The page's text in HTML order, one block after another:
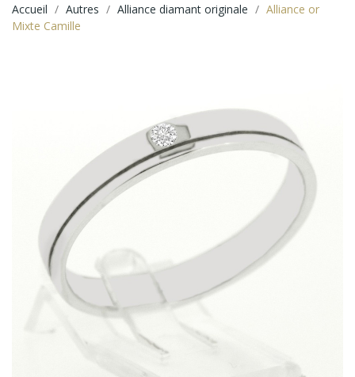
Accueil Autres Alliance diamant originale
Alliance or
Mixte Camille